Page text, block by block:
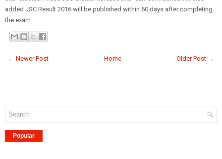
added JSC Result 2016 will be published within 60 days after completing
the exam.
← Newer Post Older Post →
Home
Popular